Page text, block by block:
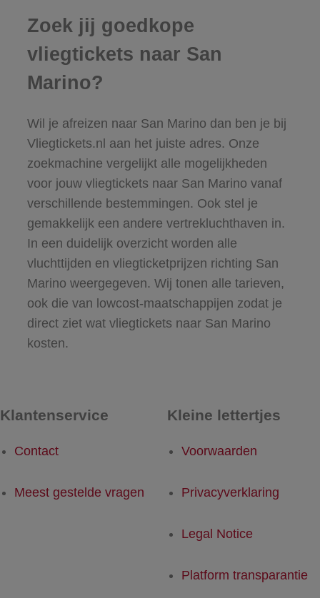
Zoek jij goedkope
vliegtickets naar San
Marino?
Wil je afreizen naar San Marino dan ben je bij
Vliegtickets.nl aan het juiste adres. Onze
zoekmachine vergelijkt alle mogelijkheden
voor jouw vliegtickets naar San Marino vanaf
verschillende bestemmingen. Ook stel je
gemakkelijk een andere vertrekluchthaven in.
In een duidelijk overzicht worden alle
vluchttijden en vliegticketprijzen richting San
Marino weergegeven. Wij tonen alle tarieven,
ook die van lowcost-maatschappijen zodat je
direct ziet wat vliegtickets naar San Marino
kosten.
Klantenservice
Contact
Meest gestelde vragen
Kleine lettertjes
Voorwaarden
Privacyverklaring
Legal Notice
Platform transparantie